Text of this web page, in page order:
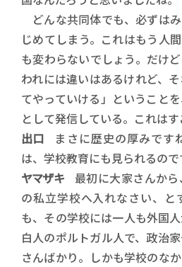
どんな共同体でも、必ずは
じめてしまう。これはもう人
も変わらないでしょう。だけ
われには違いはあるけれど、
てやっていける」ということ
として発信している。これはす
出口
まさに歴史の厚みです
は、学校教育にも見られるので
ヤマザキ 最初に大家さんか
の私立学校へ入れなさい、と
も、その学校には一人も外国
白人のポルトガル人で、政治
さんばかり。しかも学校のな